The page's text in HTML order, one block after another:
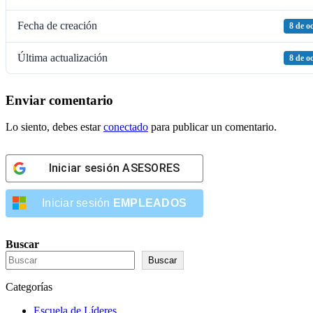
Fecha de creación 8 de
Última actualización 8 de
Enviar comentario
Lo siento, debes estarconectado para publicar un comentario.
Iniciar sesiónASESORES
Iniciar sesión EMPLEADOS
Buscar
Buscar
Categorías